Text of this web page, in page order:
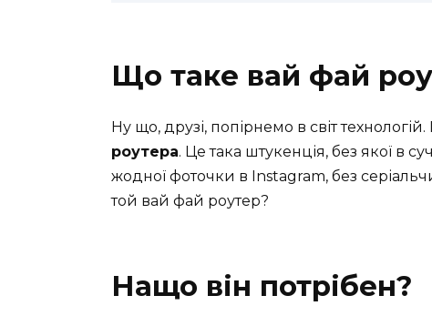
Що таке вай фай
Ну що, друзі, попірнемо в світ
роутера. Це така штукенція, без якої в
жодної фоточки в Instagram, без
той вай фай роутер?
Нащо він потрібен?